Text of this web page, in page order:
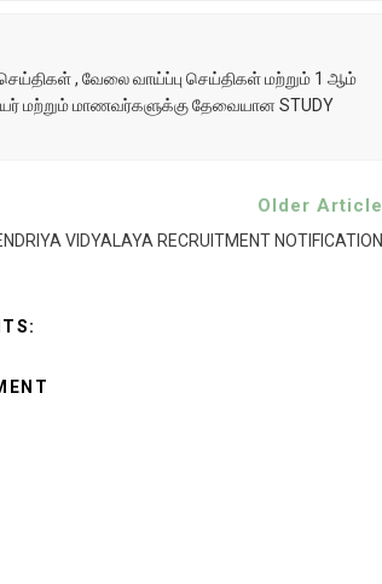
, வேலை வாய்ப்பு செய்திகள் மற்றும் 1 ஆம்
மற்றும் மாணவர்களுக்கு தேவையான STUDY
Older Article
VIDYALAYA RECRUITMENT NOTIFICATION